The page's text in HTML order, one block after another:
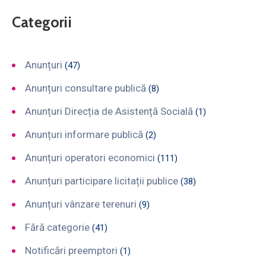
Categorii
Anunțuri (47)
Anunțuri consultare publică (8)
Anunțuri Direcția de Asistență Socială (1)
Anunțuri informare publică (2)
Anunțuri operatori economici (111)
Anunțuri participare licitații publice (38)
Anunțuri vânzare terenuri (9)
Fără categorie (41)
Notificări preemptori (1)